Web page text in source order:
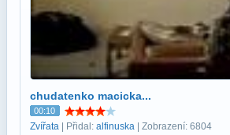
chudatenko macicka...
00:10
Zvířata | Přidal: alfinuska | Zobrazení: 6804